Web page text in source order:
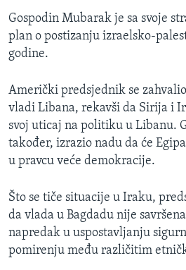
Learning English
Jezici
Gospodin Mubarak je sa svoje
plan o postizanju izraelsko-
godine.
Američki predsjednik se
vladi Libana, rekavši da Sirija i
svoj uticaj na politiku u Libanu.
također, izrazio nadu da će
u pravcu veće demokracije.
Što se tiče situacije u Iraku,
da vlada u Bagdadu nije
napredak u uspostavljanju
pomirenju među različitim